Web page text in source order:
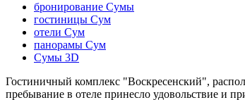
бронирование Сумы
гостиницы Сум
отели Сум
панорамы Сум
Сумы 3D
Гостиничный комплекс "Воскресенский",
пребывание в отеле принесло удовольствие и